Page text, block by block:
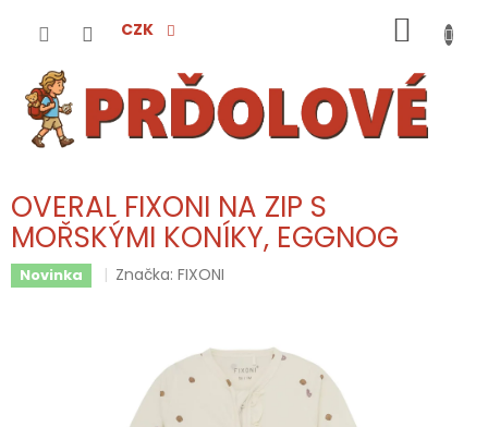
CZK
KOŠÍK
OVERAL FIXONI NA ZIP S
MOŘSKÝMI KONÍKY, EGGNOG
Novinka Značka:FIXONI